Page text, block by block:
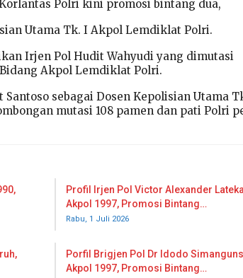
Polri kini promosi bintang dua,
Utama Tk. I Akpol Lemdiklat Polri.
Irjen Pol Hudit Wahyudi yang dimutasi
Akpol Lemdiklat Polri.
sebagai Dosen Kepolisian Utama
mutasi 108 pamen dan pati Polri
Profil Irjen Pol Victor Alexander
Akpol 1997, Promosi Bintang…
Rabu, 1 Juli 2026
Porfil Brigjen Pol Dr Idodo
Akpol 1997, Promosi Bintang…